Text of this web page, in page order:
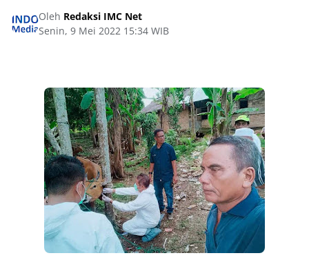
Oleh Redaksi IMC Net
Senin, 9 Mei 2022 15:34 WIB